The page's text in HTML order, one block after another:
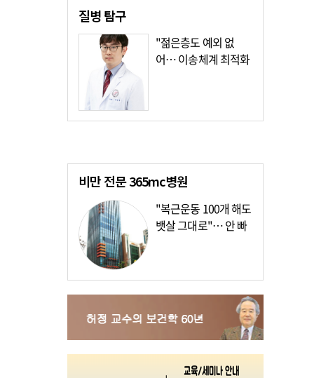
질병탐구
"젊은층도 예외 없
어… 이송체계 최적화
비만 전문365mc병원
"복근운동 100개 해도
뱃살 그대로"… 안 빠